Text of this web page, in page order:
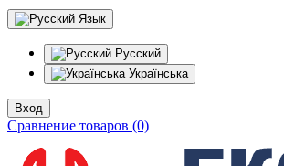
Язык
Русский
Українська
Вход
Сравнение товаров (0)